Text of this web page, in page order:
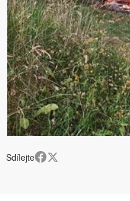
Sdílejte